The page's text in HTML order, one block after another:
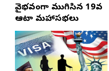
వైభవంగా ముగిసిన 19వ
ఆటా మహాసభలు